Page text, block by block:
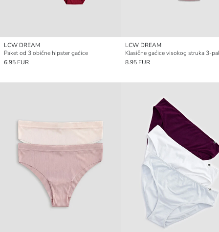
LCW DREAM
Paket od 3 obične hipster gaćice
6.95 EUR
LCW DREAM
Klasične gaćice visokog struka 3-
8.95 EUR